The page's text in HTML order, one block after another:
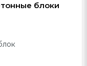
блоки